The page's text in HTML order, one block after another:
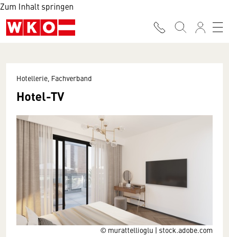
Zum Inhalt springen
© murattellioglu | stock.adobe.com
Hotellerie, Fachverband
Hotel-TV